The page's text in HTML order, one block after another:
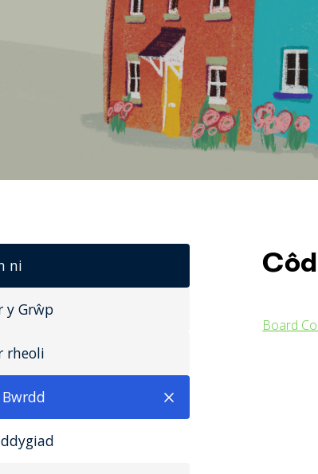
ni
y Grŵp
rheoli
Board